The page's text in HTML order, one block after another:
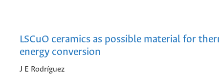
LSCuO ceramics as possible material for
energy conversion
J E Rodríguez